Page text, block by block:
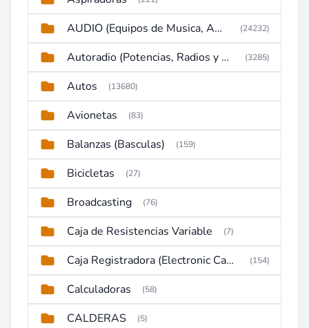
AUDIO (Equipos de Musica, Amplificadores, Reproductores, Etc) (24232)
Autoradio (Potencias, Radios y DVD) (3285)
Autos (13680)
Avionetas (83)
Balanzas (Basculas) (159)
Bicicletas (27)
Broadcasting (76)
Caja de Resistencias Variable (7)
Caja Registradora (Electronic Cash Register) (154)
Calculadoras (58)
CALDERAS (5)